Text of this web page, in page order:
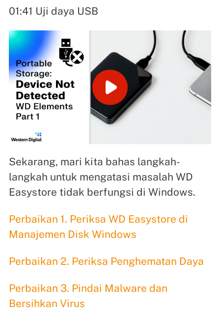
01:41 Uji daya USB
Sekarang, mari kita bahas langkah-
langkah untuk mengatasi masalah WD
Easystore tidak berfungsi di Windows.
Perbaikan 1. Periksa WD Easystore di
Manajemen Disk Windows
Perbaikan 2. Periksa Penghematan Daya
Perbaikan 3. Pindai Malware dan
Bersihkan Virus